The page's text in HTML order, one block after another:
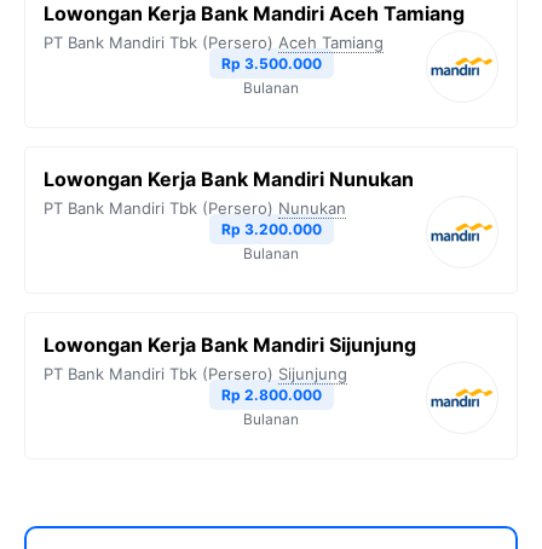
Lowongan Kerja Bank Mandiri Aceh Tamiang
PT Bank Mandiri Tbk (Persero) Aceh Tamiang
Rp 3.500.000
Bulanan
Lowongan Kerja Bank Mandiri Nunukan
PT Bank Mandiri Tbk (Persero) Nunukan
Rp 3.200.000
Bulanan
Lowongan Kerja Bank Mandiri Sijunjung
PT Bank Mandiri Tbk (Persero) Sijunjung
Rp 2.800.000
Bulanan